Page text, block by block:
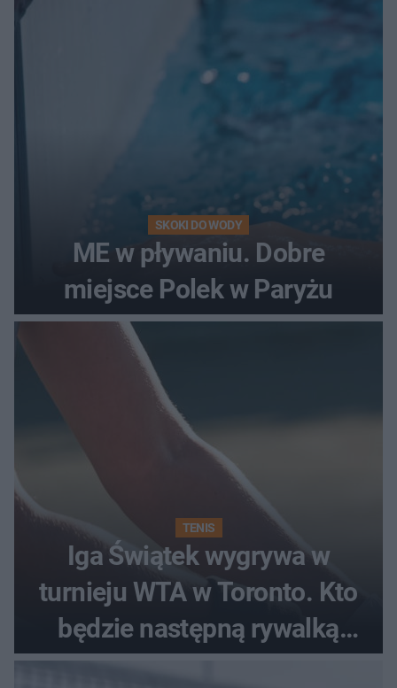
SKOKI DO WODY
ME w pływaniu. Dobre
miejsce Polek w Paryżu
TENIS
Iga Świątek wygrywa w
turnieju WTA w Toronto. Kto
będzie następną rywalką
Polki?